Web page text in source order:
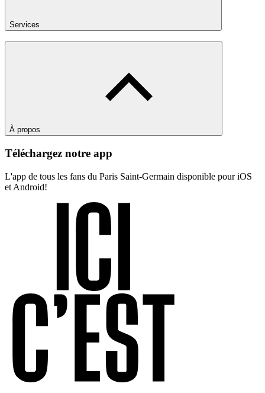
Services
À propos
Téléchargez notre app
L'app de tous les fans du Paris Saint-Germain disponible pour iOS
et Android!